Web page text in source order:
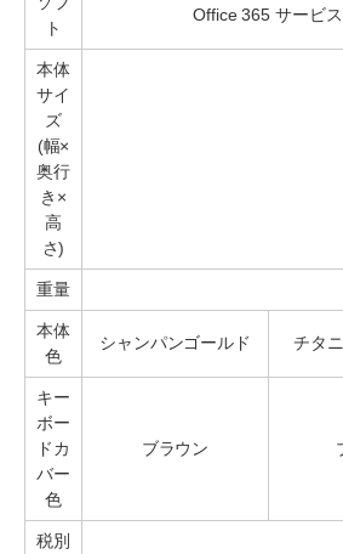
ト
Office 365 サービス
本体
サイ
ズ
(幅×
奥行
き×
高
さ)
重量
本体
色
シャンパンゴールド チタ
キー
ボー
ドカ
バー
色
ブラウン
税別